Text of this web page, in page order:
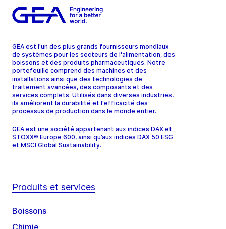
GEA est l'un des plus grands fournisseurs mondiaux
de systèmes pour les secteurs de l'alimentation, des
boissons et des produits pharmaceutiques. Notre
portefeuille comprend des machines et des
installations ainsi que des technologies de
traitement avancées, des composants et des
services complets. Utilisés dans diverses industries,
ils améliorent la durabilité et l'efficacité des
processus de production dans le monde entier.
GEA est une société appartenant aux indices DAX et
STOXX® Europe 600, ainsi qu’aux indices DAX 50 ESG
et MSCI Global Sustainability.
Produits et services
Boissons